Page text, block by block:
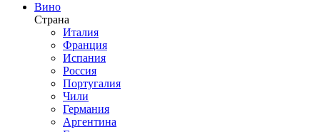
Вино
Страна
Италия
Франция
Испания
Россия
Португалия
Чили
Германия
Аргентина